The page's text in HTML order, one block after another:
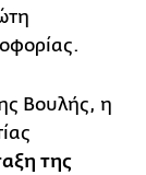
Βουλής, η
της